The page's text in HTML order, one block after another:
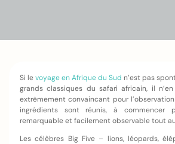
Si levoyage en Afrique du Sud n’est pas
grands classiques du safari africain, il
extrêmement convaincant pour
ingrédients sont réunis, à commencer
remarquable et facilement observable tout
Les célèbres Big Five – lions, léopards,